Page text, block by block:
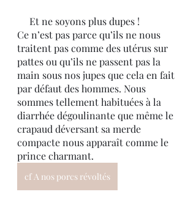
     Et ne soyons plus dupes !
Ce n’est pas parce qu’ils ne nous
traitent pas comme des utérus sur
pattes ou qu’ils ne passent pas la
main sous nos jupes que cela en fait
par défaut des hommes. Nous
sommes tellement habituées à la
diarrhée dégoulinante que même le
crapaud déversant sa merde
compacte nous apparaît comme le
prince charmant.
cf A nos porcs révoltés